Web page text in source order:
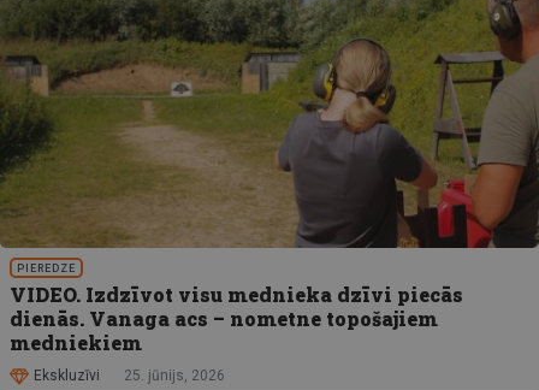
PIEREDZE
VIDEO. Izdzīvot visu mednieka dzīvi piecās
dienās. Vanaga acs – nometne topošajiem
medniekiem
Ekskluzīvi 25. jūnijs, 2026